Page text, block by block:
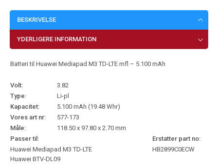
BESKRIVELSE
YDERLIGERE INFORMATION
Batteri til Huawei Mediapad M3 TD-LTE mfl – 5.100 mAh
Volt:
3.82
Type:
Li-pl
Kapacitet:
5.100 mAh (19.48 Whr)
Vores art nr:
577-173
Måle:
118.50 x 97.80 x 2.70 mm
Passer til:
Erstatter part no:
Huawei Mediapad M3 TD-LTE
Huawei BTV-DL09
HB2899C0ECW